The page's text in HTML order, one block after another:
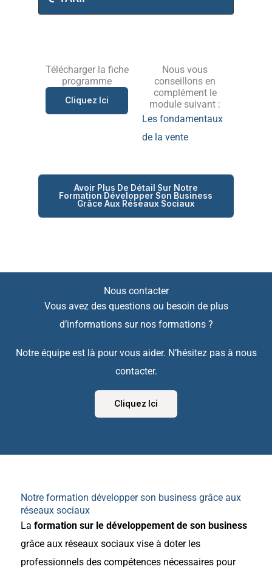
Télécharger la fiche
programme
Cliquez Ici
Nous vous
conseillons en
complément le
module suivant :
Les fondamentaux
de la vente
Avoir Plus De Détail Sur Notre
Formation Développer Son Business
Grâce Aux Réseaux Sociaux
Nous contacter
Vous avez des questions ou besoin de plus
d’informations sur nos formations ?
Notre équipe est là pour vous aider. N’hésitez pas à nous
contacter.
Cliquez Ici
Notre formation développer son business grâce aux
réseaux sociaux
La formation sur le développement de son business
grâce aux réseaux sociaux vise à doter les
professionnels des compétences nécessaires pour